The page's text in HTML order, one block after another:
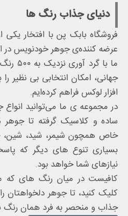
دنیای جذاب رنگ ها
فروشگاه بابک‌ پن با افتخار
عرضه‌ کننده‌ی جوهر خودنویس در
ما با
جهانی، امکان انتخابی بی‌ نظیر
افزار لوکس فراهم کرده‌ایم.
در مجموعه‌ ی ما می‌توانید انواع
ساده و کلاسیک گرفته تا
خاص همچون شیمر، شید،
بسیاری تنوع‌ های دیگر که
نیازهای شما خواهد بود.
کافیست در میان رنگ‌ های که
کلیک کنید، تا جوهر دلخواهتان
جذاب و منحصر به‌ فرد همان رنگ